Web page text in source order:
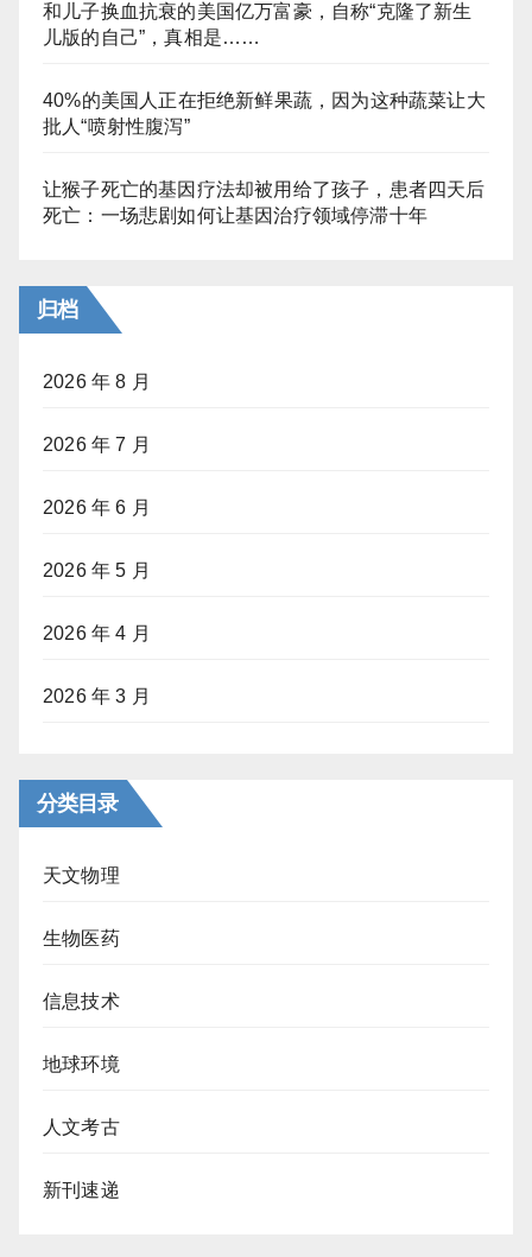
和儿子换血抗衰的美国亿万富豪，自称“克隆了新生
儿版的自己”，真相是……
40%的美国人正在拒绝新鲜果蔬，因为这种蔬菜让大
批人“喷射性腹泻”
让猴子死亡的基因疗法却被用给了孩子，患者四天后
死亡：一场悲剧如何让基因治疗领域停滞十年
归档
2026 年 8 月
2026 年 7 月
2026 年 6 月
2026 年 5 月
2026 年 4 月
2026 年 3 月
分类目录
天文物理
生物医药
信息技术
地球环境
人文考古
新刊速递